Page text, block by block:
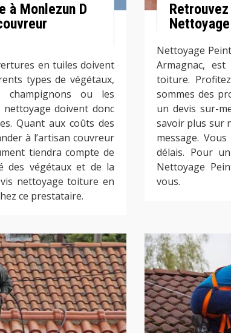
à Monlezun D
en tuiles doivent
types de végétaux,
champignons ou les
nettoyage doivent donc
Quant aux coûts des
à l’artisan couvreur
tiendra compte de
des végétaux et de la
nettoyage toiture en
ce prestataire.
Nettoyage
Armagnac,
toiture.
sommes des
un devis sur-
savoir plus sur
message.
délais. Pour
Nettoyage
vous.